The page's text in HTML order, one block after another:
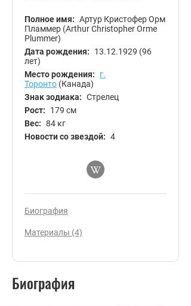
Полное имя: Артур Кристофер Орм
Пламмер (Arthur Christopher Orme
Plummer)
Дата рождения:
13.12.1929 (96
лет)
Место рождения:
г.
Торонто (Канада)
Знак зодиака: Стрелец
Рост:
179 см
Вес: 84 кг
Новости со звездой: 4
Биография
Материалы (4)
Биография